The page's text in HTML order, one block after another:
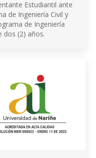
Estudiantil ante
de Ingeniería Civil y
de Ingeniería
dos (2) años.